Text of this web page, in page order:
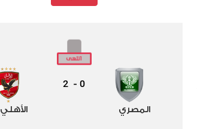
المصري
0
-
2
الأهلي